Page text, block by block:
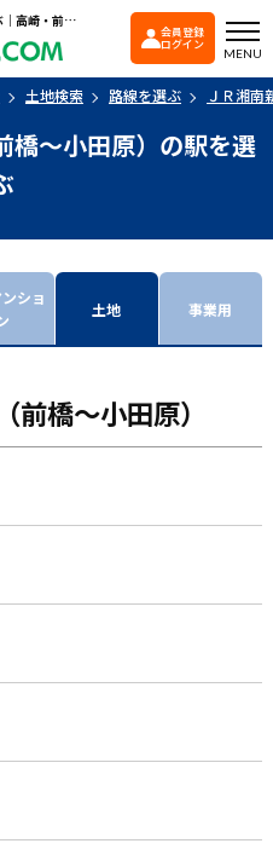
ＪＲ湘南新宿ライン（前橋〜小田原）の駅を選ぶ｜高崎・前橋エリアを中心に群馬県の戸建て・マンションを探すなら「ぐんま不動産探し.com」
ぐんま不動産探し
会員登録
ログイン
MENU
土地検索 路線を選ぶ ＪＲ湘南
橋〜小田原）の駅を選
ショ
土地 事業用
前橋〜小田原）